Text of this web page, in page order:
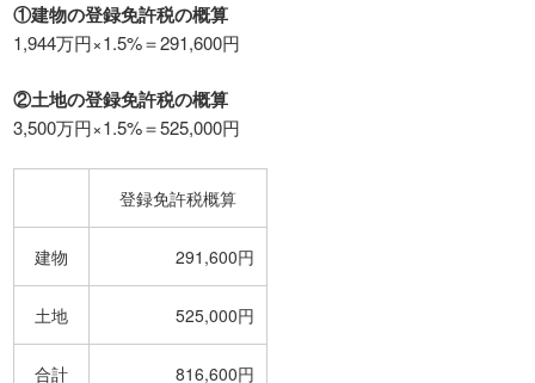
①建物の登録免許税の概算
1,944万円×1.5%＝291,600円
②土地の登録免許税の概算
3,500万円×1.5%＝525,000円
登録免許税概算
建物 291,600円
土地 525,000円
合計 816,600円